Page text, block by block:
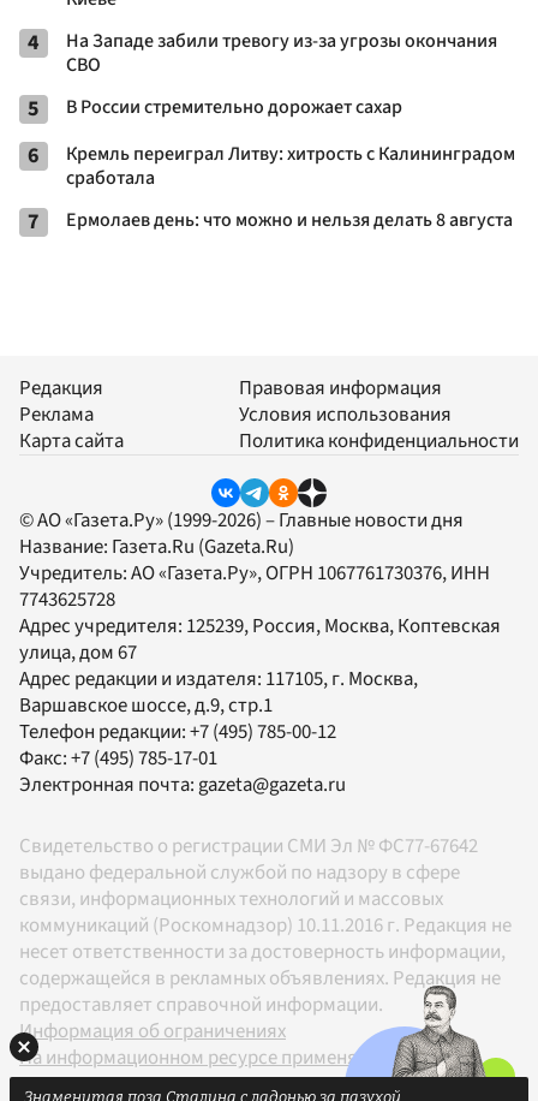
4
На Западе забили тревогу из-за угрозы окончания
СВО
5 В России стремительно дорожает сахар
6
Кремль переиграл Литву: хитрость с Калининградом
сработала
7 Ермолаев день: что можно и нельзя делать 8 августа
Редакция
Реклама
Карта сайта
Правовая информация
Условия использования
Политика конфиденциальности
© АО «Газета.Ру» (1999-2026) – Главные новости дня
Название: Газета.Ru (Gazeta.Ru)
Учредитель:АО «Газета.Ру», ОГРН 1067761730376, ИНН
7743625728
Адрес учредителя: 125239, Россия, Москва, Коптевская
улица, дом 67
Адрес редакции и издателя: 117105, г. Москва,
Варшавское шоссе, д.9, стр.1
Телефон редакции:+7 (495) 785-00-12
Факс:+7 (495) 785-17-01
Электронная почта:gazeta@gazeta.ru
Свидетельство о регистрации СМИ Эл № ФС77-67642
выдано федеральной службой по надзору в сфере
связи, информационных технологий и массовых
коммуникаций (Роскомнадзор) 10.11.2016 г. Редакция не
несет ответственности за достоверность информации,
содержащейся в рекламных объявлениях. Редакция не
предоставляет справочной информации.
Информация об ограничениях
На информационном ресурсе применяются
рекомендательные технологии в соответствии с
Знаменитая поза Сталина с ладонью за пазухой